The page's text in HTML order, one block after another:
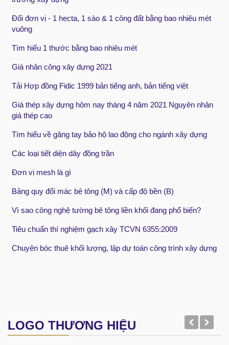
Đổi đơn vị - 1 hecta, 1 sào & 1 công đất bằng bao nhiêu mét
vuông
Tìm hiểu 1 thước bằng bao nhiêu mét
Giá nhân công xây dựng 2021
Tải Hợp đồng Fidic 1999 bản tiếng anh, bản tiếng việt
Giá thép xây dựng hôm nay tháng 4 năm 2021 Nguyên nhân
giá thép cao
Tìm hiểu về găng tay bảo hộ lao động cho ngành xây dựng
Các loại tiết diện dây đồng trần
Đơn vị mesh là gì
Bảng quy đổi mác bê tông (M) và cấp độ bền (B)
Vì sao công nghệ tường bê tông liền khối đang phổ biến?
Tiêu chuẩn thí nghiệm gạch xây TCVN 6355:2009
Chuyên bóc thuê khối lượng, lập dự toán công trình xây dựng
LOGO THƯƠNG HIỆU